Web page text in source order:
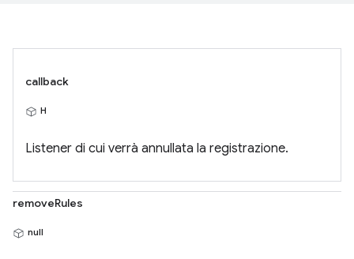
callback
H
Listener di cui verrà annullata la registrazione.
removeRules
null